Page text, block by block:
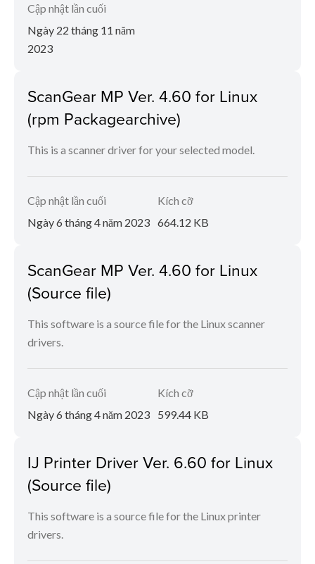
Cập nhật lần cuối
Ngày 22 tháng 11 năm
2023
ScanGear MP Ver. 4.60 for Linux
(rpm Packagearchive)
This is a scanner driver for your selected model.
Cập nhật lần cuối
Ngày 6 tháng 4 năm 2023
Kích cỡ
664.12 KB
ScanGear MP Ver. 4.60 for Linux
(Source file)
This software is a source file for the Linux scanner
drivers.
Cập nhật lần cuối
Ngày 6 tháng 4 năm 2023
Kích cỡ
599.44 KB
IJ Printer Driver Ver. 6.60 for Linux
(Source file)
This software is a source file for the Linux printer
drivers.